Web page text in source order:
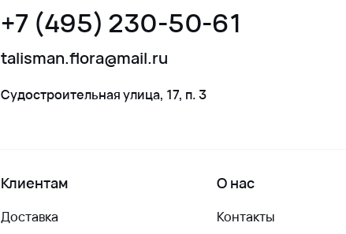
+7 (495) 230-50-61
talisman.flora@mail.ru
Судостроительная улица, 17, п. 3
Клиентам
Доставка
О нас
Контакты